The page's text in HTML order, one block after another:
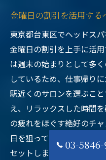
金曜日の割引を活用する
東京都台東区でヘッドス
金曜日の割引を上手に活
は週末の始まりとして多
しているため、仕事帰り
駅近くのサロンを選ぶこと
え、リラックスした時間を
の疲れをほぐす絶好のチ
日を狙って訪れることで
セットしましょう。
03-5846-